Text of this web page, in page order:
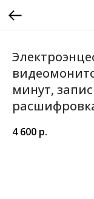
минут,
4 600 р.